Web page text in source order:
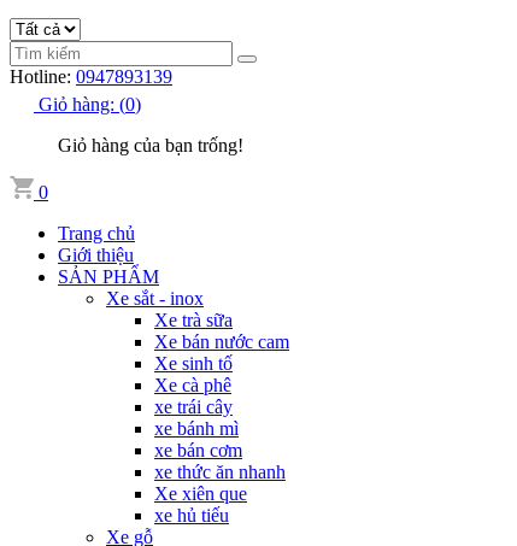
Hotline: 0947893139
Giỏ hàng: (0)
Giỏ hàng của bạn trống!
0
Trang chủ
Giới thiệu
SẢN PHẨM
Xe sắt - inox
Xe trà sữa
Xe bán nước cam
Xe sinh tố
Xe cà phê
xe trái cây
xe bánh mì
xe bán cơm
xe thức ăn nhanh
Xe xiên que
xe hủ tiếu
Xe gỗ